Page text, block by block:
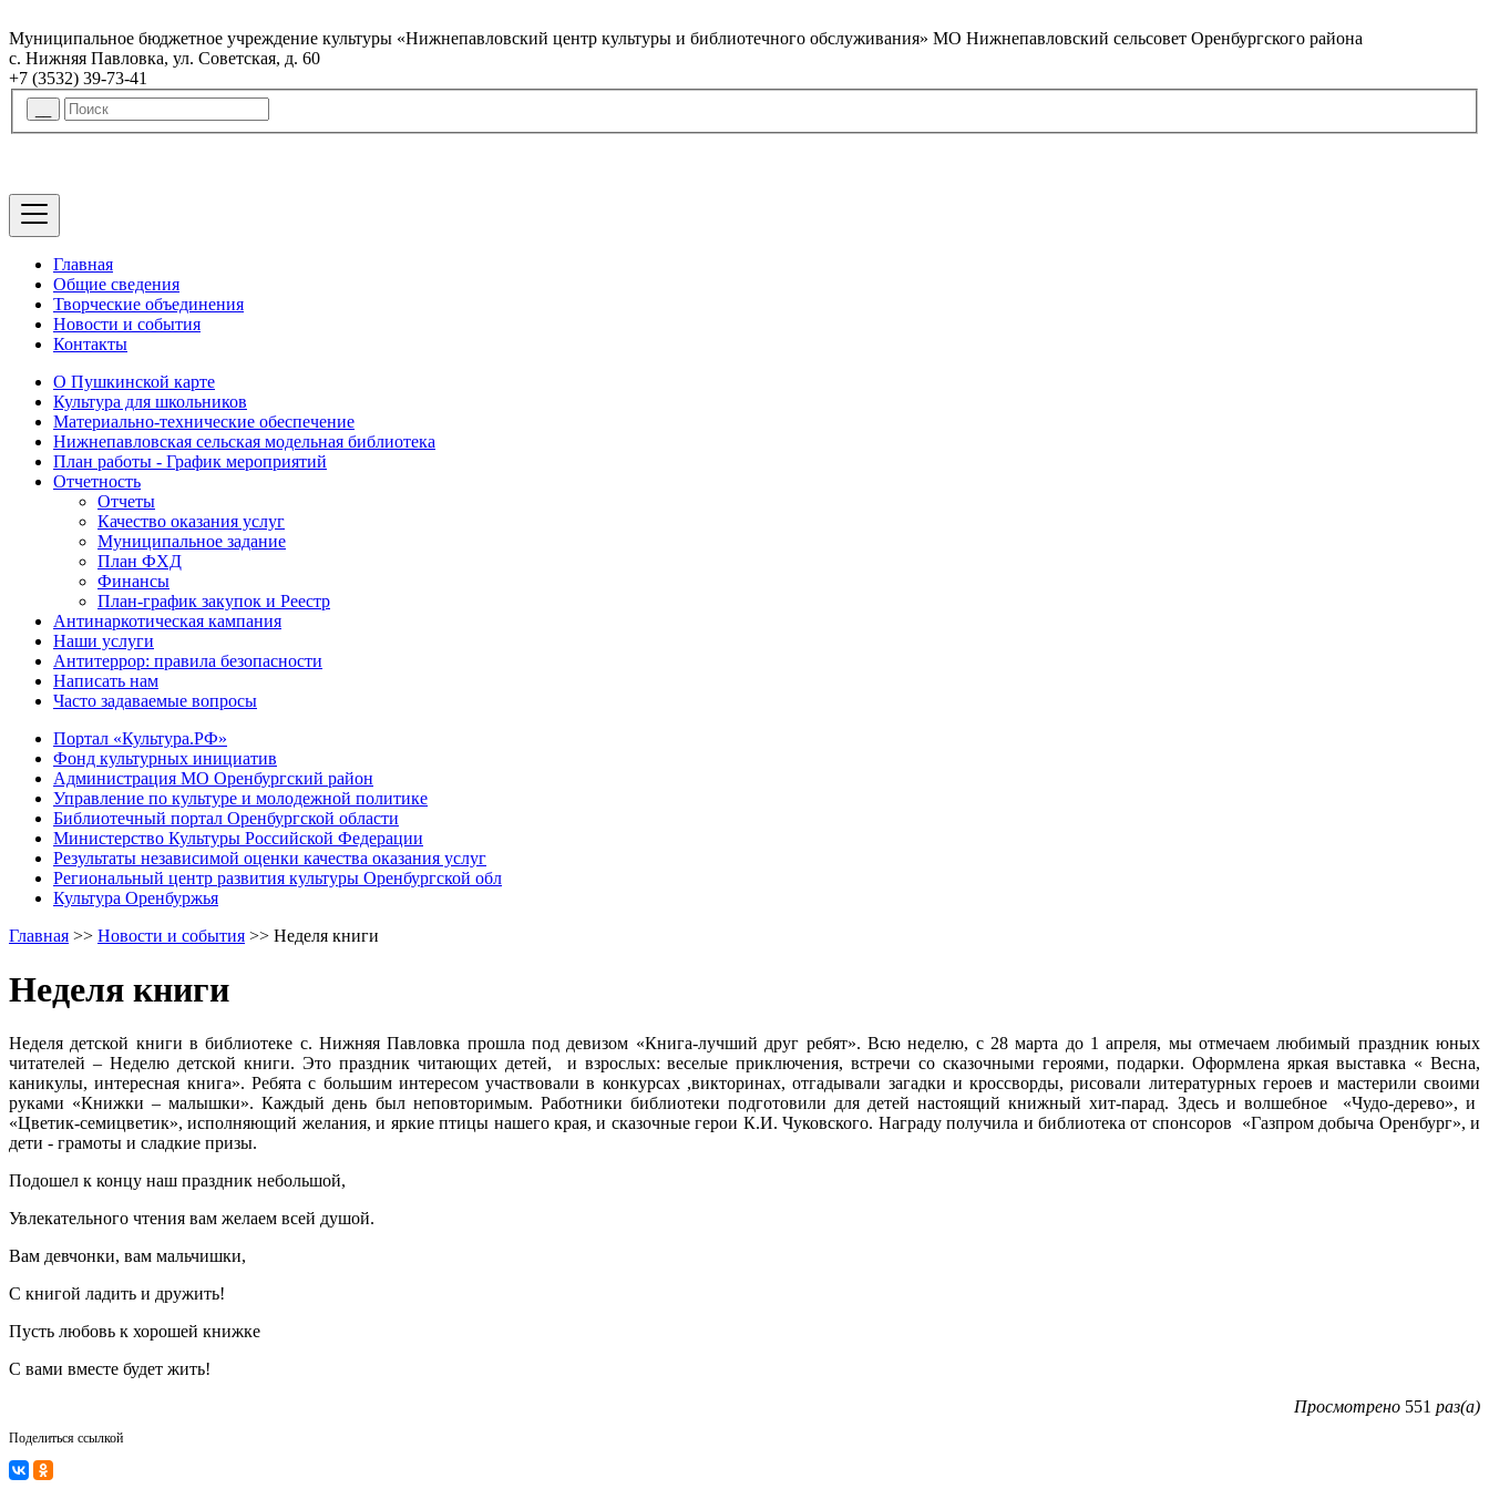
Муниципальное бюджетное учреждение культуры «Нижнепавловский центр культуры и библиотечного обслуживания» МО Нижнепавловский сельсовет Оренбургского района
с. Нижняя Павловка, ул. Советская, д. 60
+7 (3532) 39-73-41
Главная
Общие сведения
Творческие объединения
Новости и события
Контакты
О Пушкинской карте
Культура для школьников
Материально-технические обеспечение
Нижнепавловская сельская модельная библиотека
План работы - График мероприятий
Отчетность
Отчеты
Качество оказания услуг
Муниципальное задание
План ФХД
Финансы
План-график закупок и Реестр
Антинаркотическая кампания
Наши услуги
Антитеррор: правила безопасности
Написать нам
Часто задаваемые вопросы
Портал «Культура.РФ»
Фонд культурных инициатив
Администрация МО Оренбургский район
Управление по культуре и молодежной политике
Библиотечный портал Оренбургской области
Министерство Культуры Российской Федерации
Результаты независимой оценки качества оказания услуг
Региональный центр развития культуры Оренбургской обл
Культура Оренбуржья
Главная >> Новости и события >> Неделя книги
Неделя книги
Неделя детской книги в библиотеке с. Нижняя Павловка прошла под девизом «Книга-лучший друг ребят». Всю неделю, с 28 марта до 1 апреля, мы отмечаем любимый праздник юных
читателей – Неделю детской книги. Это праздник читающих детей, и взрослых: веселые приключения, встречи со сказочными героями, подарки. Оформлена яркая выставка « Весна,
каникулы, интересная книга». Ребята с большим интересом участвовали в конкурсах ,викторинах, отгадывали загадки и кроссворды, рисовали литературных героев и мастерили своими
руками «Книжки – малышки». Каждый день был неповторимым. Работники библиотеки подготовили для детей настоящий книжный хит-парад. Здесь и волшебное «Чудо-дерево», и
«Цветик-семицветик», исполняющий желания, и яркие птицы нашего края, и сказочные герои К.И. Чуковского. Награду получила и библиотека от спонсоров «Газпром добыча Оренбург», и
дети - грамоты и сладкие призы.
Подошел к концу наш праздник небольшой,
Увлекательного чтения вам желаем всей душой.
Вам девчонки, вам мальчишки,
С книгой ладить и дружить!
Пусть любовь к хорошей книжке
С вами вместе будет жить!
Просмотрено 551 раз(а)
Поделиться ссылкой